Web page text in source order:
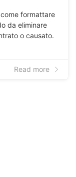
formattare
da eliminare
o causato.
Read more